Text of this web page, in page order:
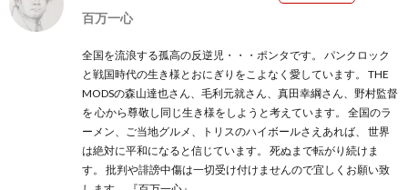
百万一心
全国を流浪する孤高の反逆児・・・ポンタです。 パンクロック
と戦国時代の生き様とおにぎりをこよなく愛しています。 THE
MODSの森山達也さん、毛利元就さん、真田幸綱さん、野村監督
を 心から尊敬し同じ生き様をしようと考えています。 全国のラ
ーメン、ご当地グルメ、トリスのハイボールさえあれば、 世界
は絶対に平和になると信じています。 死ぬまで転がり続けま
す。 批判や誹謗中傷は一切受け付けませんので宜しくお願い致